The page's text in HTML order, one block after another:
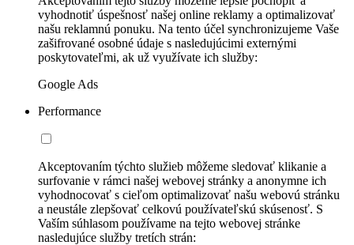
vyhodnotiť úspešnosť našej online reklamy a optimalizovať
našu reklamnú ponuku. Na tento účel synchronizujeme Vaše
zašifrované osobné údaje s nasledujúcimi externými
poskytovateľmi, ak už využívate ich služby:
Google Ads
Performance
Akceptovaním týchto služieb môžeme sledovať klikanie a
surfovanie v rámci našej webovej stránky a anonymne ich
vyhodnocovať s cieľom optimalizovať našu webovú stránku
a neustále zlepšovať celkovú používateľskú skúsenosť. S
Vaším súhlasom používame na tejto webovej stránke
nasledujúce služby tretích strán: